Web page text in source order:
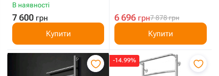
В наявності
7 600 грн
Купити
7 878грн
6 696 грн
Купити
-14.99%